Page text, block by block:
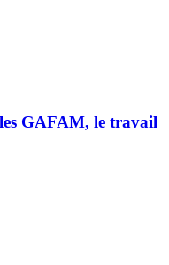
GAFAM, le travail